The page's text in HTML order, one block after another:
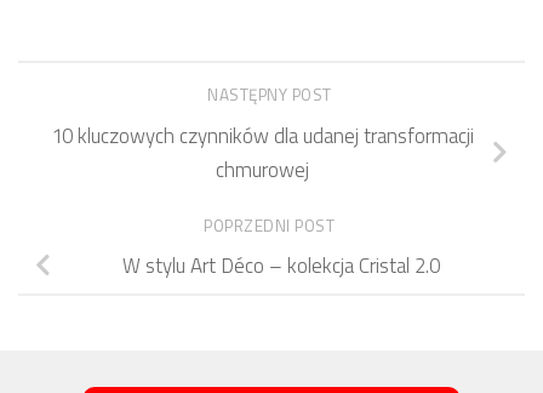
NASTĘPNY POST
10 kluczowych czynników dla udanej transformacji
chmurowej
POPRZEDNI POST
W stylu Art Déco – kolekcja Cristal 2.0